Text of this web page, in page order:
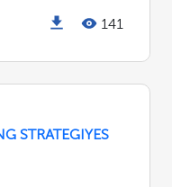
141
STRATEGIYES